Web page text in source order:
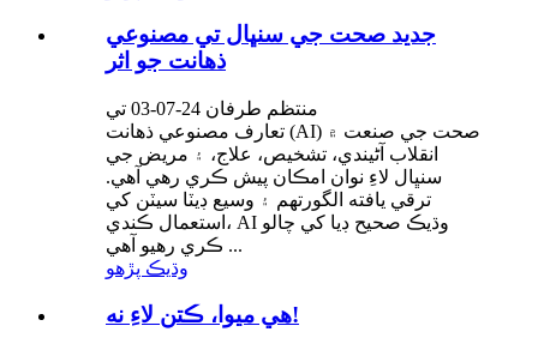
جديد صحت جي سنڀال تي مصنوعي
ذهانت جو اثر
منتظم طرفان 24-07-03 تي
تعارف مصنوعي ذهانت (AI) صحت جي صنعت ۾
انقلاب آڻيندي، تشخيص، علاج، ۽ مريض جي
سنڀال لاءِ نوان امڪان پيش ڪري رهي آهي.
ترقي يافته الگورتھم ۽ وسيع ڊيٽا سيٽن کي
استعمال ڪندي، AI وڌيڪ صحيح ڊيا کي چالو
ڪري رهيو آهي ...
وڌيڪ پڙهو
هي ميوا، ڪتن لاءِ نه!